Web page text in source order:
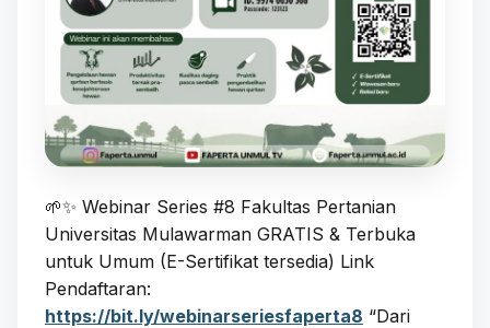
🌱✨ Webinar Series #8 Fakultas Pertanian
Universitas Mulawarman GRATIS & Terbuka
untuk Umum (E-Sertifikat tersedia) Link
Pendaftaran:
https://bit.ly/webinarseriesfaperta8 “Dari